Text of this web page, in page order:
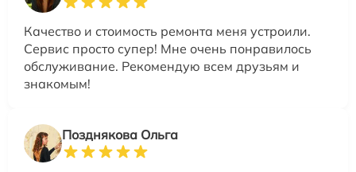
Качество и стоимость ремонта меня устроили.
Сервис просто супер! Мне очень понравилось
обслуживание. Рекомендую всем друзьям и
знакомым!
Позднякова Ольга